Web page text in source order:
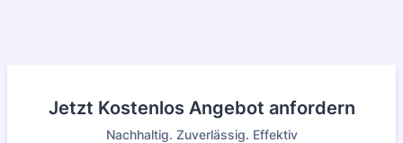
Jetzt Kostenlos Angebot anfordern
Nachhaltig. Zuverlässig. Effektiv